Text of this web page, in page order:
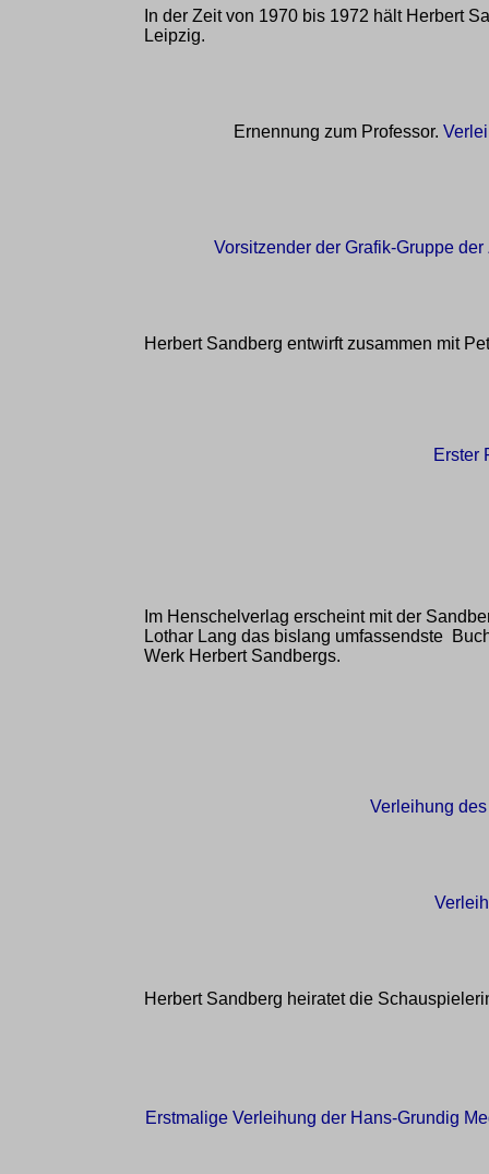
In der Zeit von 1970 bis 1972 hält Herbert
Leipzig.
Ernennung zum Professor.
Vorsitzender der Grafik-Gruppe
Herbert Sandberg entwirft zusammen mit
Erster
Im Henschelverlag erscheint mit der
Lothar Lang das bislang umfassendste
Werk Herbert Sandbergs.
Verleihung
Herbert Sandberg heiratet die
Erstmalige Verleihung der Hans-Grundig